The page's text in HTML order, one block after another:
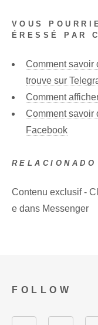
VOUS
ÉRESSÉ PAR
Comment savoir
trouve sur
Comment
Comment savoir
Facebook
RELACIONADO
Contenu exclusif -
e dans Messenger
FOLLOW